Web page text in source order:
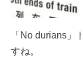
「No durians
すね。